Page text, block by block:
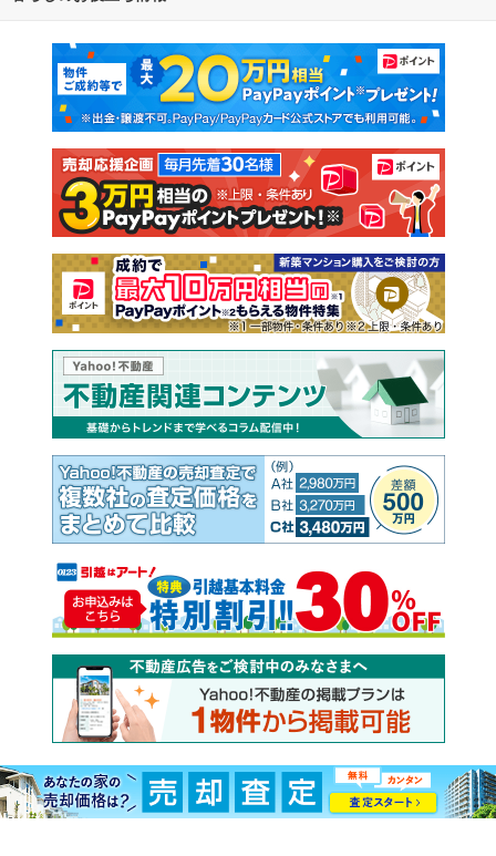
新築マンション 中古マンション
新築一戸建て 中古一戸建て
注文住宅 土地
売却査定
マンションカタログ 教えて！住まいの先生